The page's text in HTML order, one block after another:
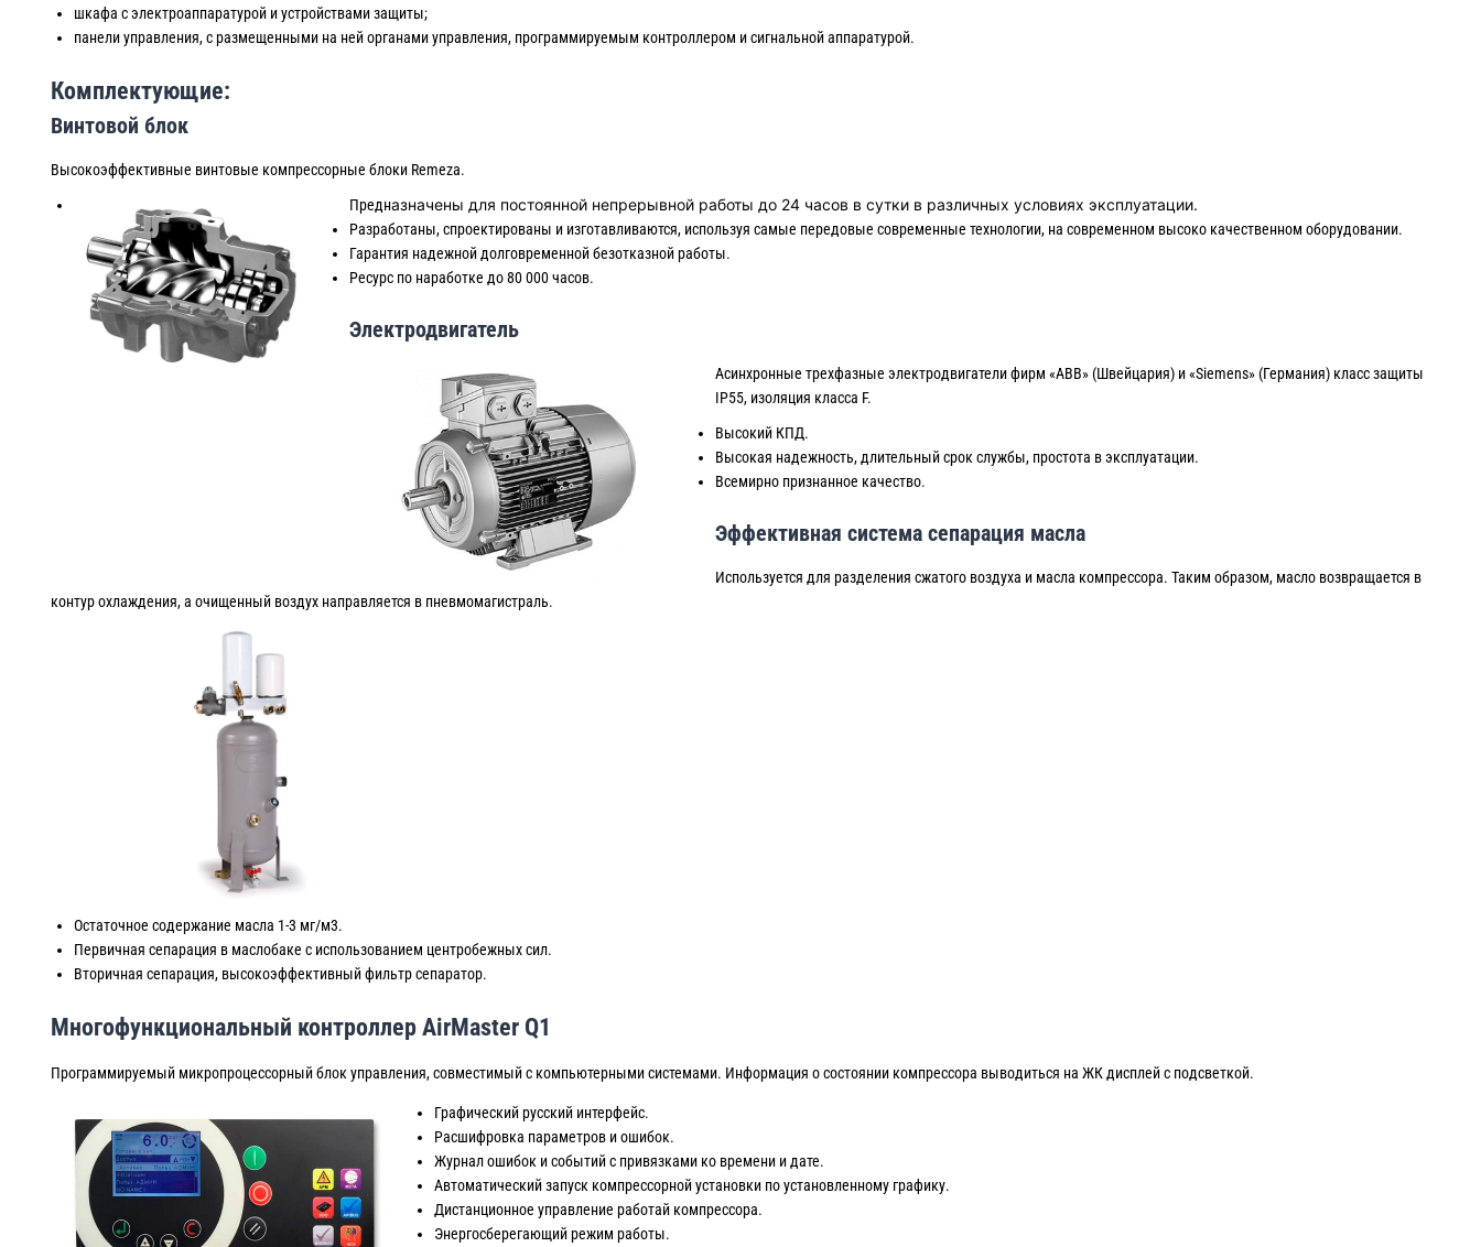
шкафа с электроаппаратурой и устройствами защиты;
панели управления, с размещенными на ней органами управления, программируемым контроллером и сигнальной аппаратурой.
Комплектующие:
Винтовой блок
Высокоэффективные винтовые компрессорные блоки Remeza.
Предназначены для постоянной непрерывной работы до 24 часов в сутки в различных условиях эксплуатации.
Разработаны, спроектированы и изготавливаются, используя самые передовые современные технологии, на современном высоко качественном оборудовании.
Гарантия надежной долговременной безотказной работы.
Ресурс по наработке до 80 000 часов.
Электродвигатель
Асинхронные трехфазные электродвигатели фирм «ABB» (Швейцария) и «Siemens» (Германия) класс защиты
IP55, изоляция класса F.
Высокий КПД.
Высокая надежность, длительный срок службы, простота в эксплуатации.
Всемирно признанное качество.
Эффективная система сепарация масла
Используется для разделения сжатого воздуха и масла компрессора. Таким образом, масло возвращается в
контур охлаждения, а очищенный воздух направляется в пневмомагистраль.
Остаточное содержание масла 1-3 мг/м3.
Первичная сепарация в маслобаке с использованием центробежных сил.
Вторичная сепарация, высокоэффективный фильтр сепаратор.
Многофункциональный контроллер AirMaster Q1
Программируемый микропроцессорный блок управления, совместимый с компьютерными системами. Информация о состоянии компрессора выводиться на ЖК дисплей с подсветкой.
Графический русский интерфейс.
Расшифровка параметров и ошибок.
Журнал ошибок и событий с привязками ко времени и дате.
Автоматический запуск компрессорной установки по установленному графику.
Дистанционное управление работай компрессора.
Энергосберегающий режим работы.